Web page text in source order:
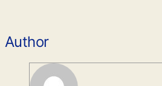
Author